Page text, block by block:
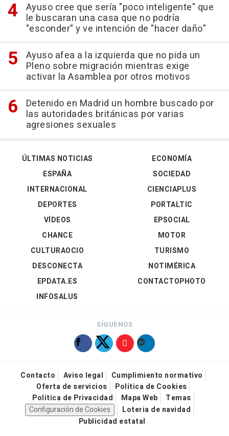
Ayuso cree que sería "poco inteligente" que
le buscaran una casa que no podría
"esconder" y ve intención de "hacer daño"
Ayuso afea a la izquierda que no pida un
Pleno sobre migración mientras exige
activar la Asamblea por otros motivos
Detenido en Madrid un hombre buscado por
las autoridades británicas por varias
agresiones sexuales
ÚLTIMAS NOTICIAS
ESPAÑA
INTERNACIONAL
DEPORTES
VÍDEOS
ECONOMÍA
SOCIEDAD
CIENCIAPLUS
PORTALTIC
EPSOCIAL
CHANCE
CULTURAOCIO
DESCONECTA
EPDATA.ES
INFOSALUS
MOTOR
TURISMO
NOTIMÉRICA
CONTACTOPHOTO
SÍGUENOS
Contacto Aviso legal
Cumplimiento normativo
Oferta de servicios
Política de Cookies
Política de Privacidad
Mapa Web
Temas
Configuración de Cookies
Loteria de navidad
Publicidad estatal